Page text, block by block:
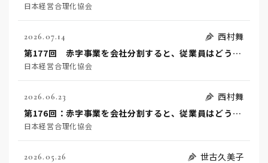
日本経営合理化協会
2026.07.14
西村舞
第177回 赤字事業を会社分割すると、従業員はどうなるのか？（後編）
日本経営合理化協会
2026.06.23
西村舞
第176回：赤字事業を会社分割すると、従業員はどうなるのか？！（前編）
日本経営合理化協会
2026.05.26
世古久美子